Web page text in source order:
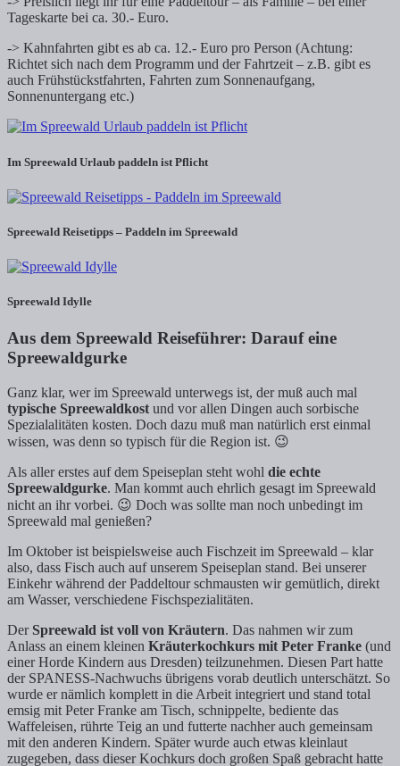
Tageskarte bei ca. 30.- Euro.
-> Kahnfahrten gibt es ab ca. 12.- Euro pro Person (Achtung:
Richtet sich nach dem Programm und der Fahrtzeit – z.B. gibt es
auch Frühstückstfahrten, Fahrten zum Sonnenaufgang,
Sonnenuntergang etc.)
Im Spreewald Urlaub paddeln ist Pflicht
Spreewald Reisetipps – Paddeln im Spreewald
Spreewald Idylle
Aus dem Spreewald Reiseführer: Darauf eine
Spreewaldgurke
Ganz klar, wer im Spreewald unterwegs ist, der muß auch mal
typische Spreewaldkost und vor allen Dingen auch sorbische
Spezialalitäten kosten. Doch dazu muß man natürlich erst einmal
wissen, was denn so typisch für die Region ist. 😉
Als aller erstes auf dem Speiseplan steht wohl die echte
Spreewaldgurke. Man kommt auch ehrlich gesagt im Spreewald
nicht an ihr vorbei. 😉 Doch was sollte man noch unbedingt im
Spreewald mal genießen?
Im Oktober ist beispielsweise auch Fischzeit im Spreewald – klar
also, dass Fisch auch auf unserem Speiseplan stand. Bei unserer
Einkehr während der Paddeltour schmausten wir gemütlich, direkt
am Wasser, verschiedene Fischspezialitäten.
Der Spreewald ist voll von Kräutern. Das nahmen wir zum
Anlass an einem kleinen Kräuterkochkurs mit Peter Franke (und
einer Horde Kindern aus Dresden) teilzunehmen. Diesen Part hatte
der SPANESS-Nachwuchs übrigens vorab deutlich unterschätzt. So
wurde er nämlich komplett in die Arbeit integriert und stand total
emsig mit Peter Franke am Tisch, schnippelte, bediente das
Waffeleisen, rührte Teig an und futterte nachher auch gemeinsam
mit den anderen Kindern. Später wurde auch etwas kleinlaut
zugegeben, dass dieser Kochkurs doch großen Spaß gebracht hatte